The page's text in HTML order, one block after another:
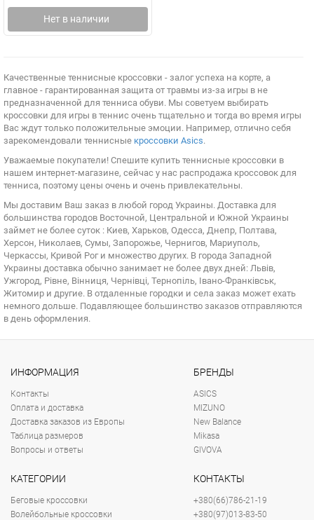
Нет в наличии
Качественные теннисные кроссовки - залог успеха на корте, а
главное - гарантированная защита от травмы из-за игры в не
предназначенной для тенниса обуви. Мы советуем выбирать
кроссовки для игры в теннис очень тщательно и тогда во время игры
Вас ждут только положительные эмоции. Например, отлично себя
зарекомендовали теннисные кроссовки Asics.
Уважаемые покупатели! Спешите купить теннисные кроссовки в
нашем интернет-магазине, сейчас у нас распродажа кроссовок для
тенниса, поэтому цены очень и очень привлекательны.
Мы доставим Ваш заказ в любой город Украины. Доставка для
большинства городов Восточной, Центральной и Южной Украины
займет не более суток : Киев, Харьков, Одесса, Днепр, Полтава,
Херсон, Николаев, Сумы, Запорожье, Чернигов, Мариуполь,
Черкассы, Кривой Рог и множество других. В города Западной
Украины доставка обычно занимает не более двух дней: Львів,
Ужгород, Рівне, Вінниця, Чернівці, Тернопіль, Івано-Франківськ,
Житомир и другие. В отдаленные городки и села заказ может ехать
немного дольше. Подавляющее большинство заказов отправляются
в день оформления.
ИНФОРМАЦИЯ
Контакты
Оплата и доставка
Доставка заказов из Европы
Таблица размеров
Вопросы и ответы
БРЕНДЫ
ASICS
MIZUNO
New Balance
Mikasa
GIVOVA
КАТЕГОРИИ
Беговые кроссовки
Волейбольные кроссовки
КОНТАКТЫ
+380(66)786-21-19
+380(97)013-83-50